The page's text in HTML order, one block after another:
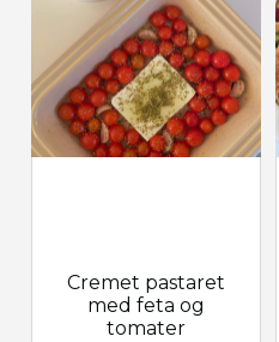
Cremet pastaret
med feta og
tomater